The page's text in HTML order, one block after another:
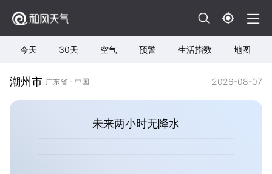
今天 30天 空气 预警 生活指数 地图
潮州市 广东省 - 中国 2026-08-07
未来两小时无降水